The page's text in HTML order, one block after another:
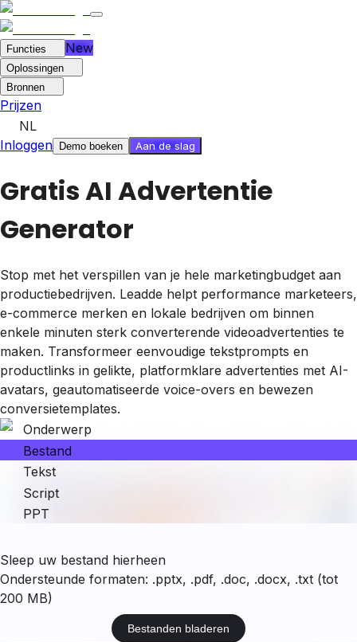
Functies New
Oplossingen
Bronnen
Prijzen
NL
Inloggen
Demo boeken Aan de slag
Gratis AI Advertentie
Generator
Stop met het verspillen van je hele marketingbudget aan
productiebedrijven. Leadde helpt performance marketeers,
e-commerce merken en lokale bedrijven om binnen
enkele minuten sterk converterende videoadvertenties te
maken. Transformeer eenvoudige tekstprompts en
productlinks in gelikte, platformklare advertenties met AI-
avatars, geautomatiseerde voice-overs en bewezen
conversietemplates.
Onderwerp
Bestand
Tekst
Script
PPT
Sleep uw bestand hierheen
Ondersteunde formaten: .pptx, .pdf, .doc, .docx, .txt (tot
200 MB)
Bestanden bladeren